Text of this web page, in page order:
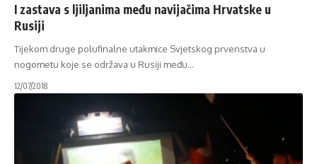
I zastava s ljiljanima među navijačima Hrvatske u
Rusiji
Tijekom druge polufinalne utakmice Svjetskog prvenstva u
nogometu koje se održava u Rusiji među…
12/07/2018